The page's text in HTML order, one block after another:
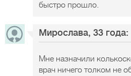
быстро прошло.
Мирослава, 33 года:
Мне назначили
врач ничего толком не